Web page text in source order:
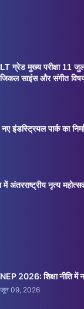
ग्रेड मुख्य परीक्षा 11
साइंस और संगीत विषयों
नए इंडस्ट्रियल पार्क का
में अंतरराष्ट्रीय नृत्य
NEP 2026: शिक्षा नीति में
जून 09, 2026